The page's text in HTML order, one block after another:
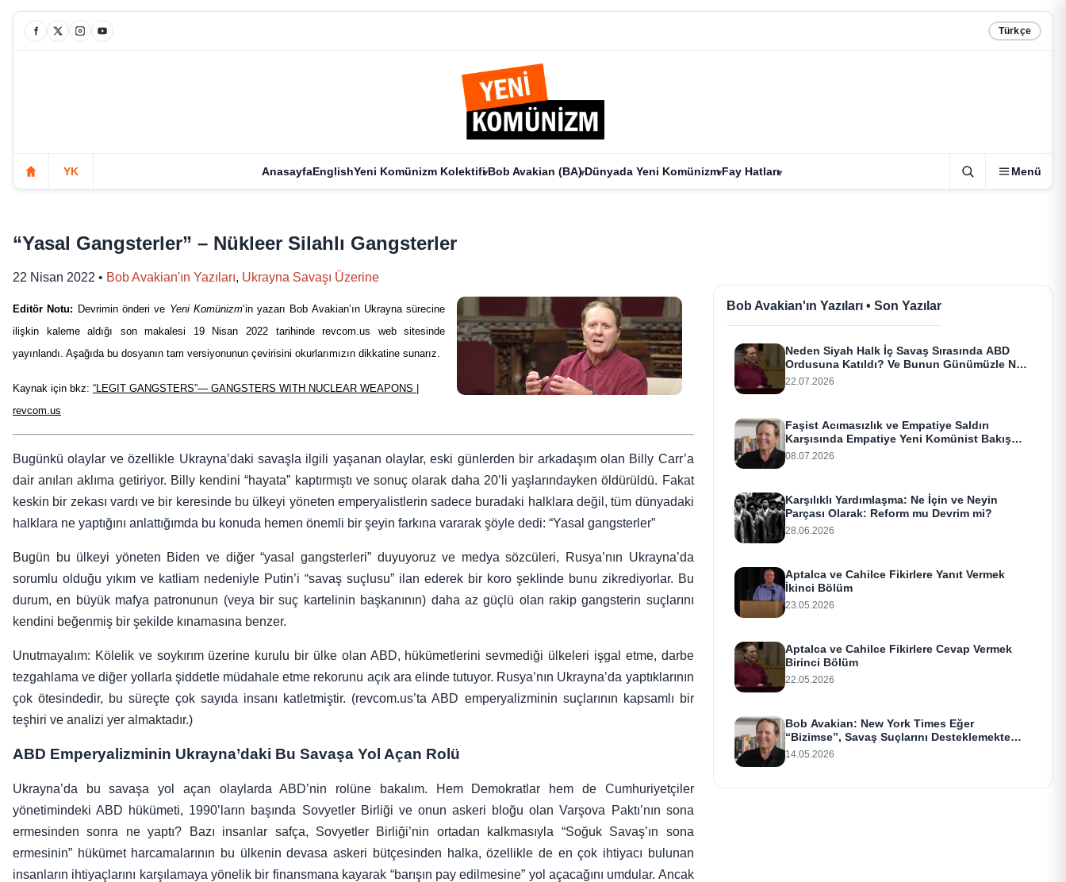
Türkçe
YK AnasayfaEnglishYeni Komünizm KolektifiBob Avakian (BA)Dünyada Yeni KomünizmFay Hatları Menü
“Yasal Gangsterler” – Nükleer Silahlı Gangsterler
22 Nisan 2022 • Bob Avakian'ın Yazıları, Ukrayna Savaşı Üzerine
Editör Notu: Devrimin önderi ve Yeni Komünizm‘in yazarı Bob Avakian’ın Ukrayna sürecine
ilişkin kaleme aldığı son makalesi 19 Nisan 2022 tarihinde revcom.us web sitesinde
yayınlandı. Aşağıda bu dosyanın tam versiyonunun çevirisini okurlarımızın dikkatine sunarız.
Kaynak için bkz: “LEGIT GANGSTERS”— GANGSTERS WITH NUCLEAR WEAPONS |
revcom.us
Bugünkü olaylar ve özellikle Ukrayna’daki savaşla ilgili yaşanan olaylar, eski günlerden bir arkadaşım olan Billy Carr’a
dair anıları aklıma getiriyor. Billy kendini “hayata” kaptırmıştı ve sonuç olarak daha 20’li yaşlarındayken öldürüldü. Fakat
keskin bir zekası vardı ve bir keresinde bu ülkeyi yöneten emperyalistlerin sadece buradaki halklara değil, tüm dünyadaki
halklara ne yaptığını anlattığımda bu konuda hemen önemli bir şeyin farkına vararak şöyle dedi: “Yasal gangsterler”
Bugün bu ülkeyi yöneten Biden ve diğer “yasal gangsterleri” duyuyoruz ve medya sözcüleri, Rusya’nın Ukrayna’da
sorumlu olduğu yıkım ve katliam nedeniyle Putin’i “savaş suçlusu” ilan ederek bir koro şeklinde bunu zikrediyorlar. Bu
durum, en büyük mafya patronunun (veya bir suç kartelinin başkanının) daha az güçlü olan rakip gangsterin suçlarını
kendini beğenmiş bir şekilde kınamasına benzer.
Unutmayalım: Kölelik ve soykırım üzerine kurulu bir ülke olan ABD, hükümetlerini sevmediği ülkeleri işgal etme, darbe
tezgahlama ve diğer yollarla şiddetle müdahale etme rekorunu açık ara elinde tutuyor. Rusya’nın Ukrayna’da yaptıklarının
çok ötesindedir, bu süreçte çok sayıda insanı katletmiştir. (revcom.us’ta ABD emperyalizminin suçlarının kapsamlı bir
teşhiri ve analizi yer almaktadır.)
ABD Emperyalizminin Ukrayna’daki Bu Savaşa Yol Açan Rolü
Ukrayna’da bu savaşa yol açan olaylarda ABD’nin rolüne bakalım. Hem Demokratlar hem de Cumhuriyetçiler
yönetimindeki ABD hükümeti, 1990’ların başında Sovyetler Birliği ve onun askeri bloğu olan Varşova Paktı’nın sona
ermesinden sonra ne yaptı? Bazı insanlar safça, Sovyetler Birliği’nin ortadan kalkmasıyla “Soğuk Savaş’ın sona
ermesinin” hükümet harcamalarının bu ülkenin devasa askeri bütçesinden halka, özellikle de en çok ihtiyacı bulunan
insanların ihtiyaçlarını karşılamaya yönelik bir finansmana kayarak “barışın pay edilmesine” yol açacağını umdular. Ancak
Bob Avakian'ın Yazıları • Son Yazılar
Neden Siyah Halk İç Savaş Sırasında ABD
Ordusuna Katıldı? Ve Bunun Günümüzle Ne
Alakası Var?
22.07.2026
Faşist Acımasızlık ve Empatiye Saldırı
Karşısında Empatiye Yeni Komünist Bakış
Açısı
08.07.2026
Karşılıklı Yardımlaşma: Ne İçin ve Neyin
Parçası Olarak: Reform mu Devrim mi?
28.06.2026
Aptalca ve Cahilce Fikirlere Yanıt Vermek
İkinci Bölüm
23.05.2026
Aptalca ve Cahilce Fikirlere Cevap Vermek
Birinci Bölüm
22.05.2026
Bob Avakian: New York Times Eğer
“Bizimse”, Savaş Suçlarını Desteklemekte
Israr Ediyor
14.05.2026